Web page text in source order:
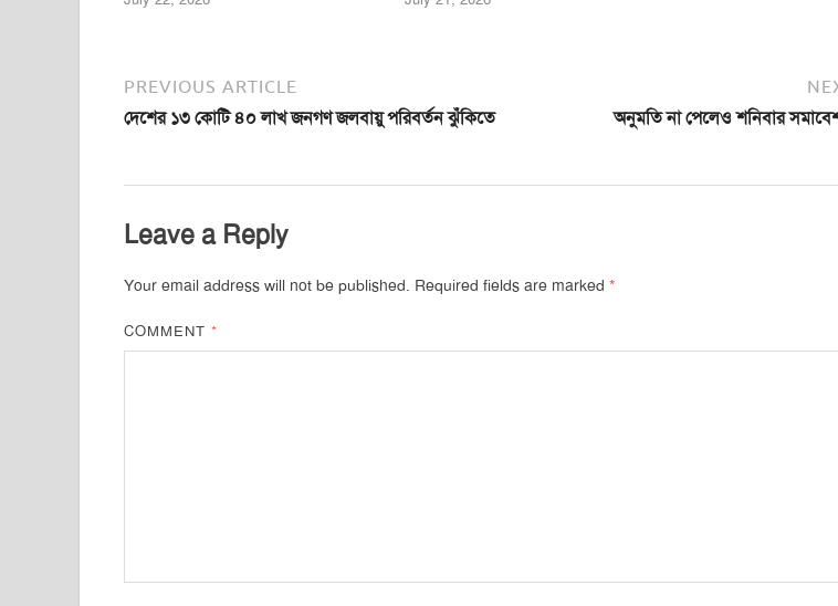
PREVIOUS ARTICLE
দেশের ১৩ কোটি ৪০ লাখ জনগণ জলবায়ু পরিবর্তন ঝুঁকিতে অনুমতি না পেলেও শনিবার
Leave a Reply
Your email address will not be published. Required fields are marked *
COMMENT*